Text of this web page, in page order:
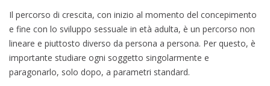
Il percorso di crescita, con inizio al momento del concepimento
e fine con lo sviluppo sessuale in età adulta, è un percorso non
lineare e piuttosto diverso da persona a persona. Per questo, è
importante studiare ogni soggetto singolarmente e
paragonarlo, solo dopo, a parametri standard.